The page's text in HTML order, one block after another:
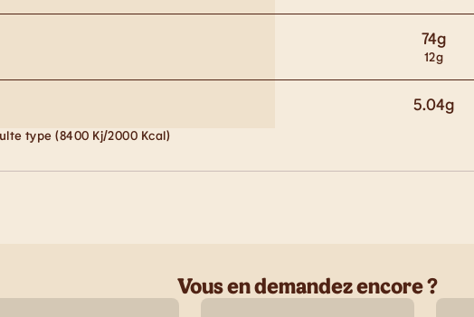
74g
12g
5.04g
type (8400 Kj/2000 Kcal)
Vous en demandez encore ?